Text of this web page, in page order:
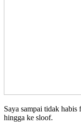
Saya sampai tidak
hingga ke sloof.